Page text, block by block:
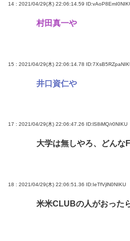
14 : 2021/04/29(木) 22:06:14.59
村田真一や
15 : 2021/04/29(木) 22:06:14.78
井口資仁や
17 : 2021/04/29(木) 22:06:47.26 ID:lS8iMQ/r0NIKU
大学は無しやろ、どんな
18 : 2021/04/29(木) 22:06:51.36 ID:IeTfVjlN0NIKU
米米CLUBの人がおった